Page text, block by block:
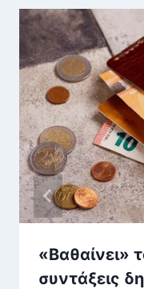
«Βαθαίνει»
συντάξεις